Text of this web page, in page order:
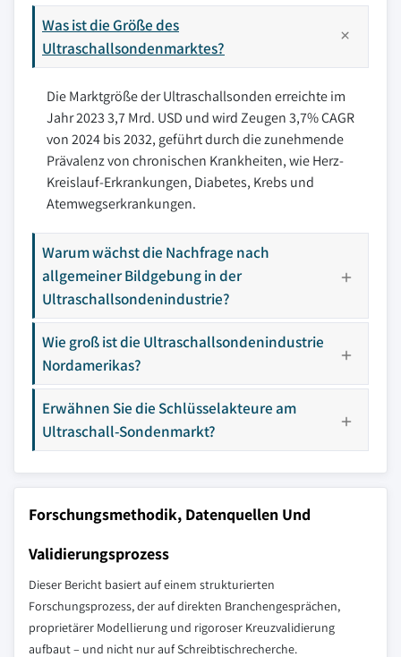
Was ist die Größe des
Ultraschallsondenmarktes?
Die Marktgröße der Ultraschallsonden erreichte im
Jahr 2023 3,7 Mrd. USD und wird Zeugen 3,7% CAGR
von 2024 bis 2032, geführt durch die zunehmende
Prävalenz von chronischen Krankheiten, wie Herz-
Kreislauf-Erkrankungen, Diabetes, Krebs und
Atemwegserkrankungen.
Warum wächst die Nachfrage nach
allgemeiner Bildgebung in der
Ultraschallsondenindustrie?
Wie groß ist die Ultraschallsondenindustrie
Nordamerikas?
Erwähnen Sie die Schlüsselakteure am
Ultraschall-Sondenmarkt?
Forschungsmethodik, Datenquellen Und
Validierungsprozess
Dieser Bericht basiert auf einem strukturierten
Forschungsprozess, der auf direkten Branchengesprächen,
proprietärer Modellierung und rigoroser Kreuzvalidierung
aufbaut – und nicht nur auf Schreibtischrecherche.